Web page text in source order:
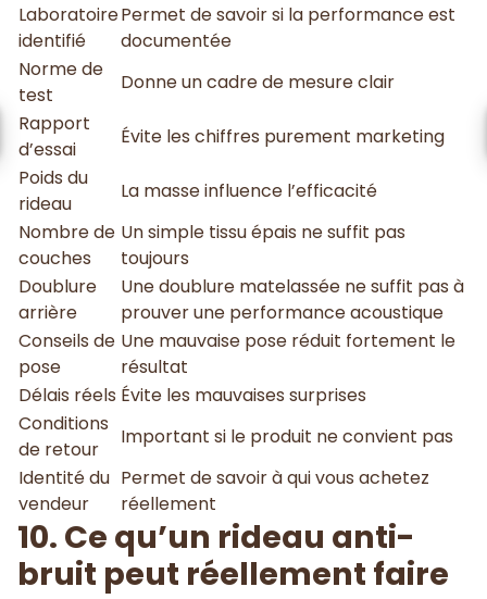
Laboratoire
identifié
Permet de savoir si la performance est
documentée
Norme de
test
Donne un cadre de mesure clair
Rapport
d’essai
Évite les chiffres purement marketing
Poids du
rideau
La masse influence l’efficacité
Nombre de
couches
Un simple tissu épais ne suffit pas
toujours
Doublure
arrière
Une doublure matelassée ne suffit pas à
prouver une performance acoustique
Conseils de
pose
Une mauvaise pose réduit fortement le
résultat
Délais réels Évite les mauvaises surprises
Conditions
de retour
Important si le produit ne convient pas
Identité du
vendeur
Permet de savoir à qui vous achetez
réellement
10. Ce qu’un rideau anti-
bruit peut réellement faire